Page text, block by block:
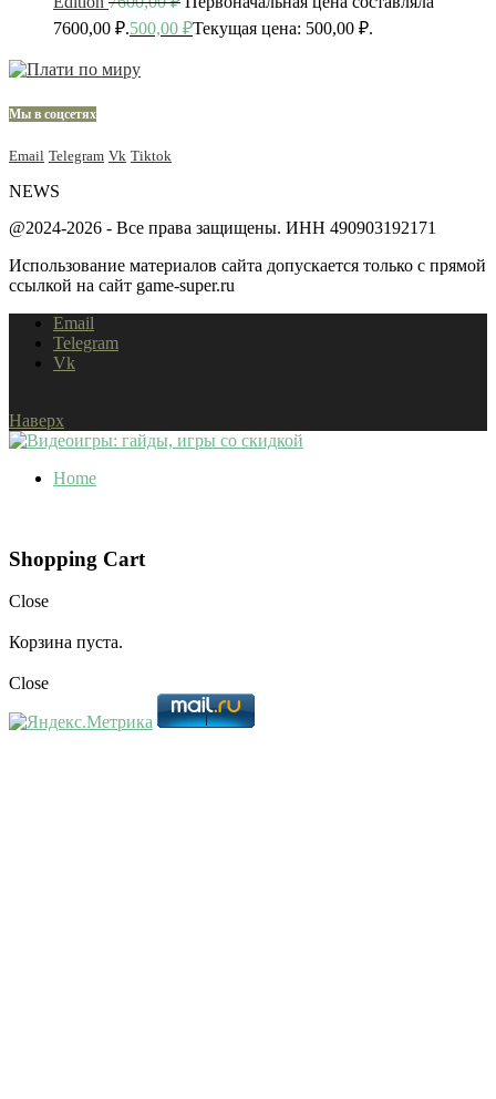
7600,00 ₽.500,00 ₽Текущая цена: 500,00 ₽.
Мы в соцсетях
Email Telegram Vk Tiktok
NEWS
@2024-2026 - Все права защищены. ИНН 490903192171
Использование материалов сайта допускается только с прямой
ссылкой на сайт game-super.ru
Email
Telegram
Vk
Наверх
Home
Shopping Cart
Close
Корзина пуста.
Close